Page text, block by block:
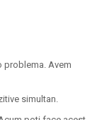
problema. Avem
simultan.